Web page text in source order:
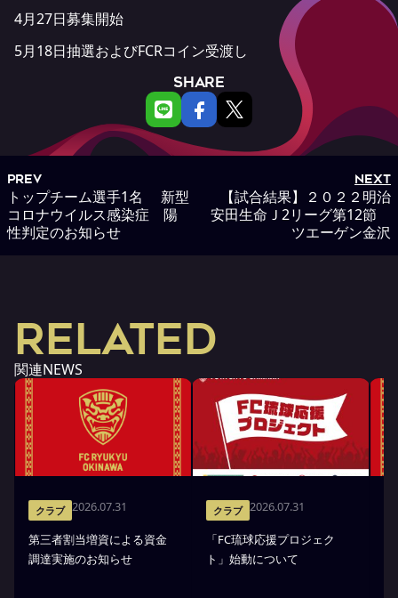
4月27日募集開始
5月18日抽選およびFCRコイン受渡し
SHARE
PREV
トップチーム選手1名 新型
コロナウイルス感染症 陽
性判定のお知らせ
NEXT
【試合結果】２０２２明治
安田生命Ｊ2リーグ第12節
ツエーゲン金沢
RELATED
関連NEWS
クラブ 2026.07.31
第三者割当増資による資金
調達実施のお知らせ
クラブ 2026.07.31
「FC琉球応援プロジェク
ト」始動について